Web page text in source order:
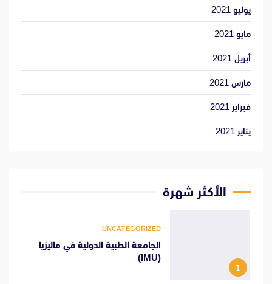
يوليو 2021
مايو 2021
أبريل 2021
مارس 2021
فبراير 2021
يناير 2021
الأكثر شهرة
1
UNCATEGORIZED
الجامعة الطبية الدولية في ماليزيا
(IMU)